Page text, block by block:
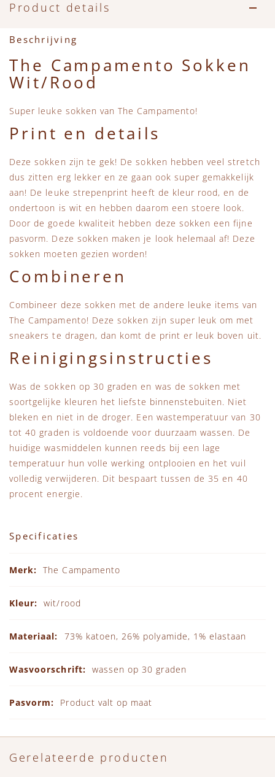
Accessoires
Zwemkleding
Zwemkleding
Feestkleding
Speelgoed
Beren, Speendoekjes en Knuffeldoekjes
Tassen
Verzorgingsproducten
Beren
MarMar Copenhagen
Mini Rodini
+1 in the family
New Balance
Piupiuchick
Play Up
Sproet & Sprout
Tiny Cottons
Product details
Beschrijving
The Campamento Sokken
Wit/Rood
Super leuke sokken van The Campamento!
Print en details
Deze sokken zijn te gek! De sokken hebben veel stretch
dus zitten erg lekker en ze gaan ook super gemakkelijk
aan! De leuke strepenprint heeft de kleur rood, en de
ondertoon is wit en hebben daarom een stoere look.
Door de goede kwaliteit hebben deze sokken een fijne
pasvorm. Deze sokken maken je look helemaal af! Deze
sokken moeten gezien worden!
Combineren
Combineer deze sokken met de andere leuke items van
The Campamento! Deze sokken zijn super leuk om met
sneakers te dragen, dan komt de print er leuk boven uit.
Reinigingsinstructies
Was de sokken op 30 graden en was de sokken met
soortgelijke kleuren het liefste binnenstebuiten. Niet
bleken en niet in de droger. Een wastemperatuur van 30
tot 40 graden is voldoende voor duurzaam wassen. De
huidige wasmiddelen kunnen reeds bij een lage
temperatuur hun volle werking ontplooien en het vuil
volledig verwijderen. Dit bespaart tussen de 35 en 40
procent energie.
Specificaties
The Campamento
wit/rood
73% katoen, 26% polyamide, 1% elastaan
wassen op 30 graden
Product valt op maat
Gerelateerde producten